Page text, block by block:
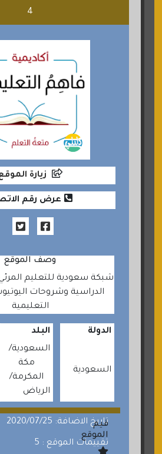
4
زيارة
عرض رقم
وصف الموقع
شبكة سعودية للتعليم
الدراسية وشروحات
التعليمية
الدولة
السعودية
البلد
السعودية
مكة
المكرمة
الرياض
تاريخ الاضافة: 2020/07/25
تقييمات الموقع : 5
قيم
الموقع